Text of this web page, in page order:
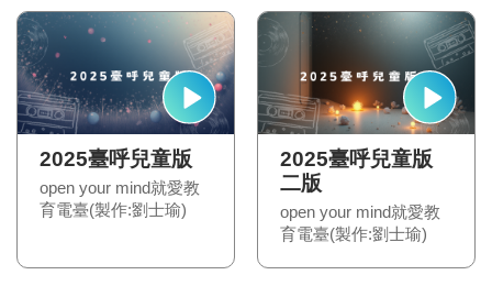
2025臺呼兒童版
open your mind就愛教
育電臺(製作:劉士瑜)
2025臺呼兒童版
二版
open your mind就愛教
育電臺(製作:劉士瑜)